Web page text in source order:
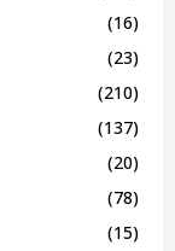
(16)
(23)
(210)
(137)
(20)
(78)
(15)